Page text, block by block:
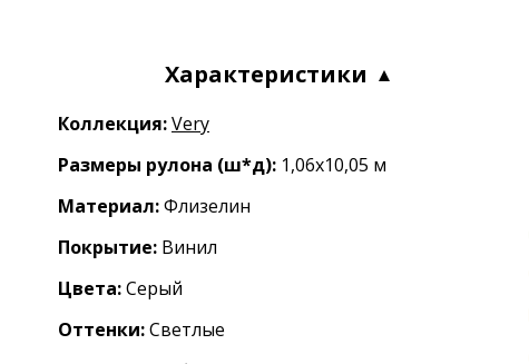
Характеристики
Коллекция:Very
Размеры рулона (ш*д): 1,06x10,05 м
Материал:Флизелин
Покрытие: Винил
Цвета:Серый
Оттенки:Светлые